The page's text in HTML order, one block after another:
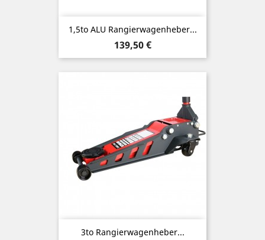
1,5to ALU Rangierwagenheber...
Preis
139,50 €
3to Rangierwagenheber...